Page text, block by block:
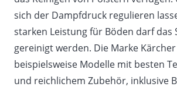
sich der Dampfdruck regulieren
starken Leistung für Böden darf das
gereinigt werden. Die Marke
beispielsweise Modelle mit besten
und reichlichem Zubehör, inklusive